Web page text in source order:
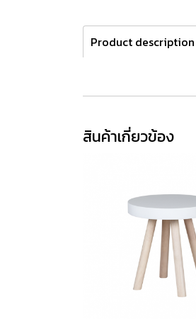
Product description
สินค้าเกี่ยวข้อง